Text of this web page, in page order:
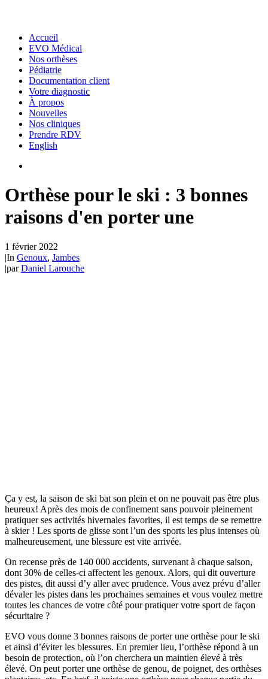
Accueil
EVO Médical
Nos orthèses
Pédiatrie
Documentation client
Votre diagnostic
À propos
Nouvelles
Nos cliniques
Prendre RDV
English
Orthèse pour le ski : 3 bonnes
raisons d'en porter une
1 février 2022
|In Genoux, Jambes
|parDaniel Larouche
Ça y est, la saison de ski bat son plein et on ne pouvait pas être plus
heureux! Après des mois de confinement sans pouvoir pleinement
pratiquer ses activités hivernales favorites, il est temps de se remettre
à skier ! Les sports de glisse sont l’un des sports les plus intenses où
malheureusement, une blessure est vite arrivée.
On recense près de 140 000 accidents, survenant à chaque saison,
dont 30% de celles-ci affectent les genoux. Alors, qui dit ouverture
des pistes, dit aussi d’y aller avec prudence. Vous avez prévu d’aller
dévaler les pistes dans les prochaines semaines et vous voulez mettre
toutes les chances de votre côté pour pratiquer votre sport de façon
sécuritaire ?
EVO vous donne 3 bonnes raisons de porter une orthèse pour le ski
et ainsi d’éviter les blessures. En premier lieu, l’orthèse répond à un
besoin de protection, où l’on cherchera un maintien élevé à très
élevé. On peut porter une orthèse de genou, de poignet, des orthèses